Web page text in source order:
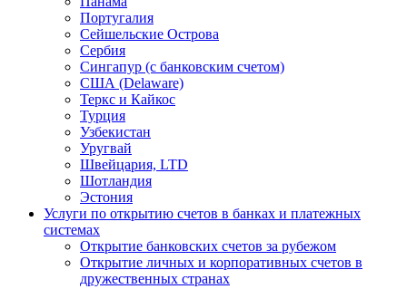
Португалия
Сейшельские Острова
Сербия
Сингапур (c банковским счетом)
США (Delaware)
Теркс и Кайкос
Турция
Узбекистан
Уругвай
Швейцария, LTD
Шотландия
Эстония
Услуги по открытию счетов в банках и платежных
системах
Открытие банковских счетов за рубежом
Открытие личных и корпоративных счетов в
дружественных странах